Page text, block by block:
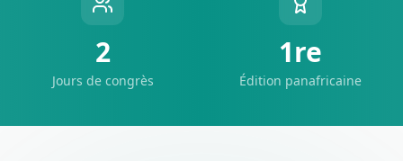
2
Jours de congrès
1re
Édition panafricaine